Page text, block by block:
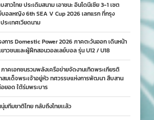
าวไทย ประเดิมสนาม เอาชนะ อินโดนีเซีย 3-1 เซต
บอลหญิง 6th SEA V Cup 2026 เลกแรก ที่กรุง
ระเทศเวียดนาม
งการ Domestic Power 2026 ภาคตะวันออก เดินหน้า
าวชนและผู้ฝึกสอนวอลเลย์บอล รุ่น U12 / U18
าคเอกชนรวมพลังเครือข่ายจัดงานเทิดพระเกียรติ
สมเด็จพระเจ้าอยู่หัว ทศวรรษแห่งการพัฒนา สืบสาน
ยอด ใต้ร่มพระบาร
มทีมชาติไทย กลับถึงไทยเเล้ว